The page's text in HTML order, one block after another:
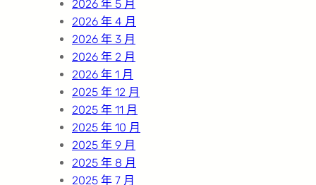
2026 年 5 月
2026 年 4 月
2026 年 3 月
2026 年 2 月
2026 年 1 月
2025 年 12 月
2025 年 11 月
2025 年 10 月
2025 年 9 月
2025 年 8 月
2025 年 7 月